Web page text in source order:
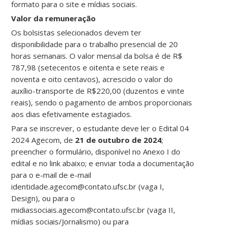
formato para o site e mídias sociais.
Valor da remuneração
Os bolsistas selecionados devem ter
disponibilidade para o trabalho presencial de 20
horas semanais. O valor mensal da bolsa é de R$
787,98 (setecentos e oitenta e sete reais e
noventa e oito centavos), acrescido o valor do
auxílio-transporte de R$220,00 (duzentos e vinte
reais), sendo o pagamento de ambos proporcionais
aos dias efetivamente estagiados.
Para se inscrever, o estudante deve ler o Edital 04
2024 Agecom, de 21 de outubro de 2024;
preencher o formulário, disponível no Anexo I do
edital e no link abaixo; e enviar toda a documentação
para o e-mail de e-mail
identidade.agecom@contato.ufsc.br (vaga I,
Design), ou para o
midiassociais.agecom@contato.ufsc.br (vaga II,
mídias sociais/Jornalismo) ou para